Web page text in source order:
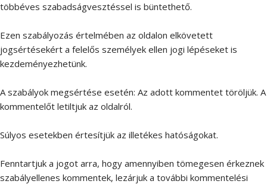
többéves szabadságvesztéssel is büntethető.
Ezen szabályozás értelmében az oldalon elkövetett
jogsértésekért a felelős személyek ellen jogi lépéseket is
kezdeményezhetünk.
A szabályok megsértése esetén: Az adott kommentet töröljük. A
kommentelőt letiltjuk az oldalról.
Súlyos esetekben értesítjük az illetékes hatóságokat.
Fenntartjuk a jogot arra, hogy amennyiben tömegesen érkeznek
szabályellenes kommentek, lezárjuk a további kommentelési